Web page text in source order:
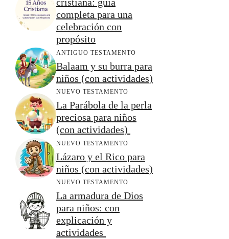
completa para una
celebración con
propósito
ANTIGUO TESTAMENTO
Balaam y su burra para
niños (con actividades)
NUEVO TESTAMENTO
La Parábola de la perla
preciosa para niños
(con actividades)
NUEVO TESTAMENTO
Lázaro y el Rico para
niños (con actividades)
NUEVO TESTAMENTO
La armadura de Dios
para niños: con
explicación y
actividades